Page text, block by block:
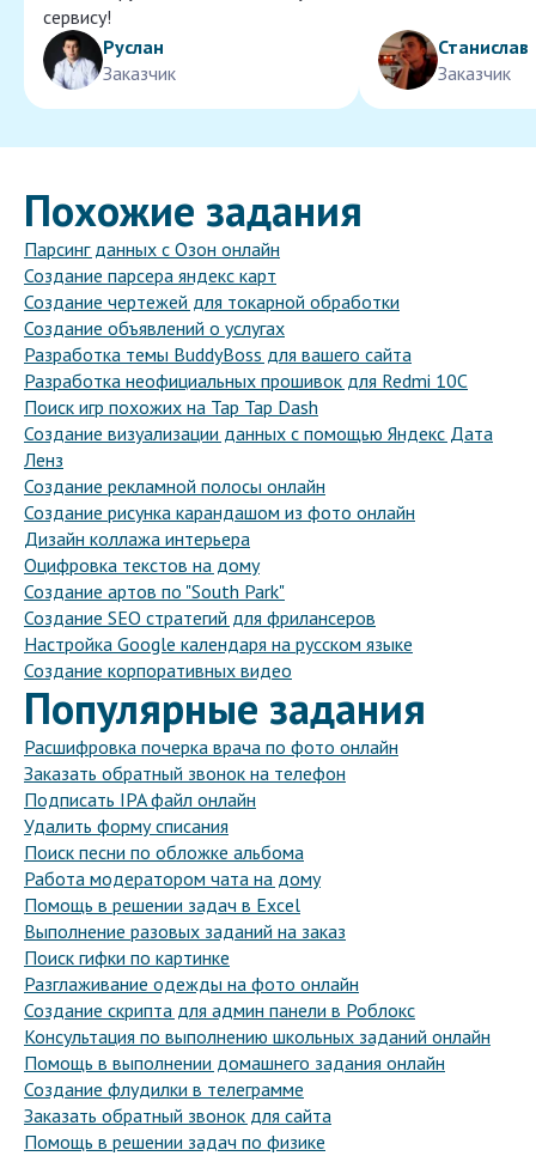
сервису!
Руслан
Заказчик
Станислав
Заказчик
Похожие задания
Парсинг данных с Озон онлайн
Создание парсера яндекс карт
Создание чертежей для токарной обработки
Создание объявлений о услугах
Разработка темы BuddyBoss для вашего сайта
Разработка неофициальных прошивок для Redmi 10C
Поиск игр похожих на Tap Tap Dash
Создание визуализации данных с помощью Яндекс Дата
Ленз
Создание рекламной полосы онлайн
Создание рисунка карандашом из фото онлайн
Дизайн коллажа интерьера
Оцифровка текстов на дому
Создание артов по "South Park"
Создание SEO стратегий для фрилансеров
Настройка Google календаря на русском языке
Создание корпоративных видео
Популярные задания
Расшифровка почерка врача по фото онлайн
Заказать обратный звонок на телефон
Подписать IPA файл онлайн
Удалить форму списания
Поиск песни по обложке альбома
Работа модератором чата на дому
Помощь в решении задач в Excel
Выполнение разовых заданий на заказ
Поиск гифки по картинке
Разглаживание одежды на фото онлайн
Создание скрипта для админ панели в Роблокс
Консультация по выполнению школьных заданий онлайн
Помощь в выполнении домашнего задания онлайн
Создание флудилки в телеграмме
Заказать обратный звонок для сайта
Помощь в решении задач по физике